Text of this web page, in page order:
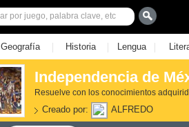
Geografía | Historia | Lengua |
Independencia de
Resuelve con los conocimientos
Creado por: ALFREDO